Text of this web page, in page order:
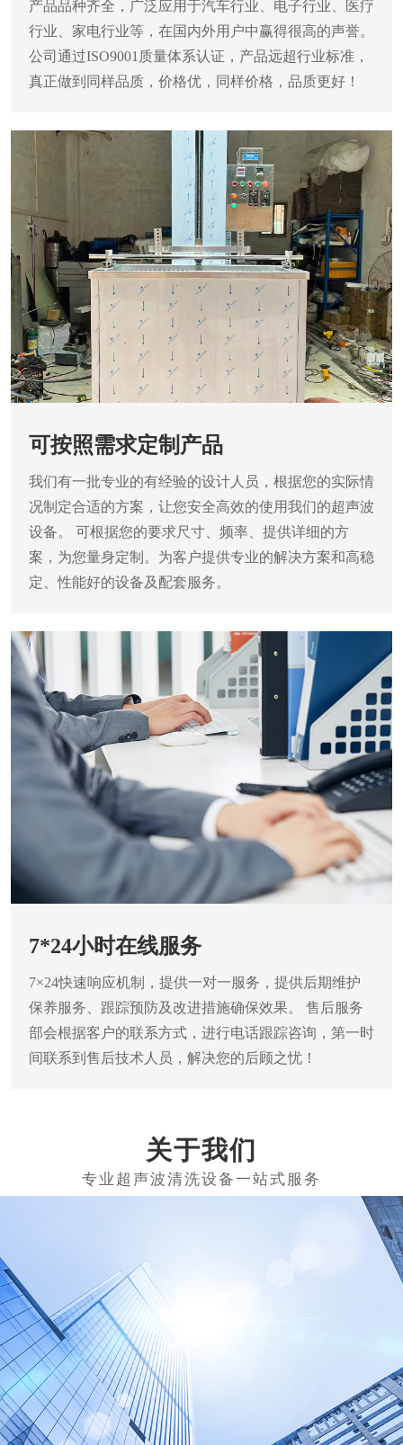
产品品种齐全，广泛应用于汽车行业、电子行业、医疗
行业、家电行业等，在国内外用户中赢得很高的声誉。
公司通过ISO9001质量体系认证，产品远超行业标准，
真正做到同样品质，价格优，同样价格，品质更好！
可按照需求定制产品
我们有一批专业的有经验的设计人员，根据您的实际情
况制定合适的方案，让您安全高效的使用我们的超声波
设备。
可根据您的要求尺寸、频率、提供详细的方
案，为您量身定制。为客户提供专业的解决方案和高稳
定、性能好的设备及配套服务。
7*24小时在线服务
7×24快速响应机制，提供一对一服务，提供后期维护
保养服务、跟踪预防及改进措施确保效果。
售后服务
部会根据客户的联系方式，进行电话跟踪咨询，第一时
间联系到售后技术人员，解决您的后顾之忧！
关于我们